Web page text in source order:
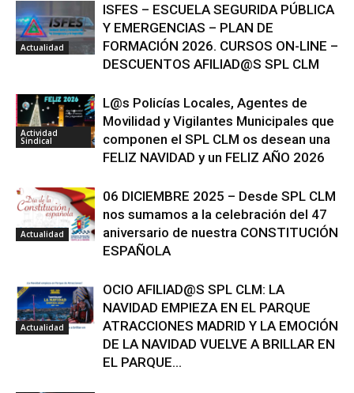
Actualidad
ISFES – ESCUELA SEGURIDA PÚBLICA
Y EMERGENCIAS – PLAN DE
FORMACIÓN 2026. CURSOS ON-LINE –
DESCUENTOS AFILIAD@S SPL CLM
Actividad
Sindical
L@s Policías Locales, Agentes de
Movilidad y Vigilantes Municipales que
componen el SPL CLM os desean una
FELIZ NAVIDAD y un FELIZ AÑO 2026
Actualidad
06 DICIEMBRE 2025 – Desde SPL CLM
nos sumamos a la celebración del 47
aniversario de nuestra CONSTITUCIÓN
ESPAÑOLA
Actualidad
OCIO AFILIAD@S SPL CLM: LA
NAVIDAD EMPIEZA EN EL PARQUE
ATRACCIONES MADRID Y LA EMOCIÓN
DE LA NAVIDAD VUELVE A BRILLAR EN
EL PARQUE...